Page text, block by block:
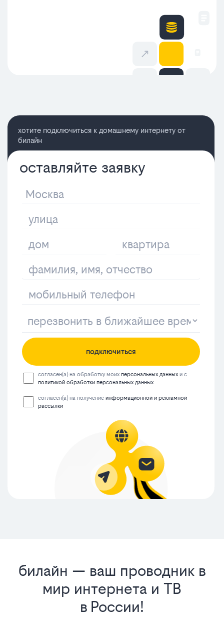
хотите подключиться к домашнему интернету от
билайн
оставляйте заявку
подключиться
согласен(а) на обработку моихперсональных данных и с
политикой обработки персональных данных
согласен(а) на получениеинформационной и рекламной
рассылки
билайн — ваш проводник в
мир интернета и ТВ
в России!